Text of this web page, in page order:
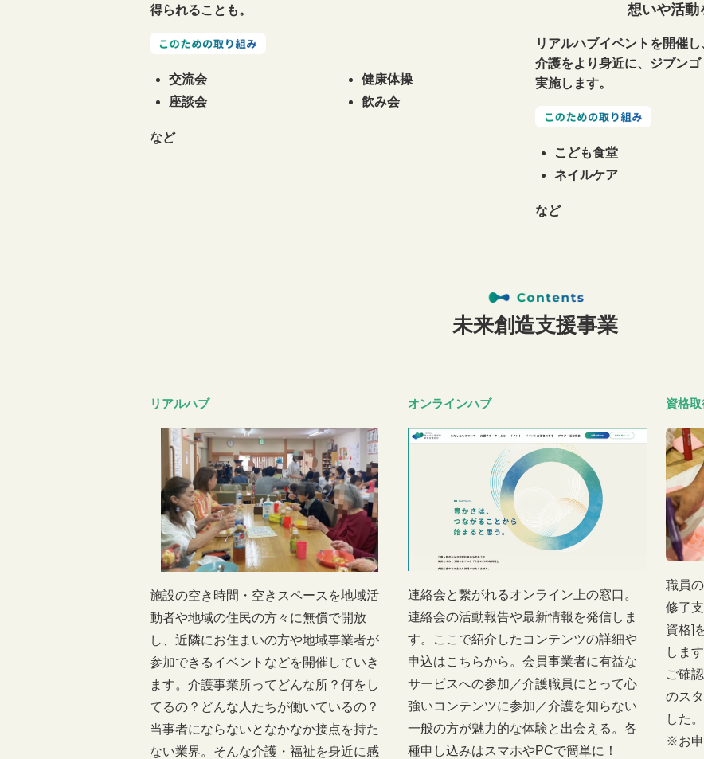
得られることも。
交流会
座談会
健康体操
飲み会
など
想いや活動
リアルハブイベントを開催
介護をより身近に、ジブン
実施します。
こども食堂
ネイルケア
など
未来創造支援事業
リアルハブ
施設の空き時間・空きスペースを地域活
動者や地域の住民の方々に無償で開放
し、近隣にお住まいの方や地域事業者が
参加できるイベントなどを開催していき
ます。介護事業所ってどんな所？何をし
てるの？どんな人たちが働いているの？
当事者にならないとなかなか接点を持た
ない業界。そんな介護・福祉を身近に感
オンラインハブ
連絡会と繋がれるオンライン上の窓口。
連絡会の活動報告や最新情報を発信しま
す。ここで紹介したコンテンツの詳細や
申込はこちらから。会員事業者に有益な
サービスへの参加／介護職員にとって心
強いコンテンツに参加／介護を知らない
一般の方が魅力的な体験と出会える。各
種申し込みはスマホやPCで簡単に！
資格
職員
修了
資格]
しま
ご確
のス
した。
※お申